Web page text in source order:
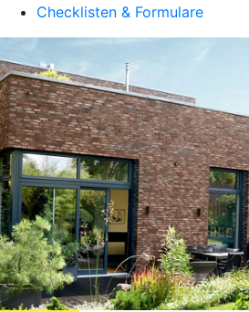
Checklisten & Formulare